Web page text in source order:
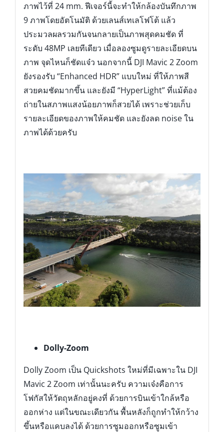
ภาพไว้ที่ 24 mm. ฟีเจอร์นี้จะทำให้กล้องบันทึกภาพ
9 ภาพโดยอัตโนมัติ ด้วยเลนส์เทเลโฟโต้ แล้ว
ประมวลผลรวมกันจนกลายเป็นภาพสุดคมชัด ที่
ระดับ 48MP เลยทีเดียว เมื่อลองซูมดูรายละเอียดบน
ภาพ จุดไหนก็ชัดแจ๋ว นอกจากนี้ DJI Mavic 2 Zoom
ยังรองรับ “Enhanced HDR” แบบใหม่ ที่ให้ภาพสี
สวยคมชัดมากขึ้น และยังมี “HyperLight” ที่แม้ต้อง
ถ่ายในสภาพแสงน้อยภาพก็สวยได้ เพราะช่วยเก็บ
รายละเอียดของภาพให้คมชัด และยังลด noise ใน
ภาพได้ด้วยครับ
Dolly-Zoom
Dolly Zoom เป็น Quickshots ใหม่ที่มีเฉพาะใน DJI
Mavic 2 Zoom เท่านั้นนะครับ ความเจ๋งคือการ
โฟกัสให้วัตถุหลักอยู่คงที่ ด้วยการบินเข้าใกล้หรือ
ออกห่าง แต่ในขณะเดียวกัน พื้นหลังก็ถูกทำให้กว้าง
ขึ้นหรือแคบลงได้ ด้วยการซูมออกหรือซูมเข้า